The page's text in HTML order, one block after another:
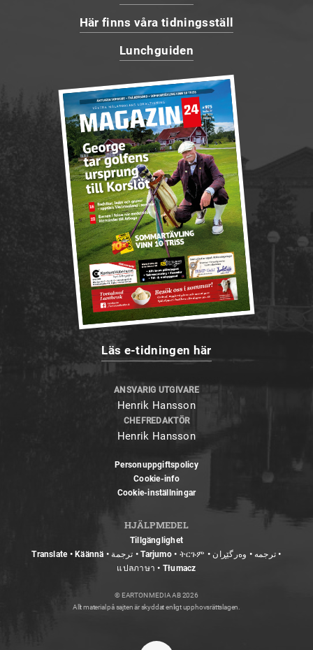
Här finns våra tidningsställ
Lunchguiden
Läs e-tidningen här
ANSVARIG UTGIVARE
Henrik Hansson
CHEFREDAKTÖR
Henrik Hansson
Personuppgiftspolicy
Cookie-info
Cookie-inställningar
HJÄLPMEDEL
Tillgänglighet
Translate • Käännä • ترجمة • Tarjumo • ትርጉም • ترجمه • وەرگێڕان •
แปลภาษา • Tłumacz
© EARTON MEDIA AB 2026
Allt material på sajten är skyddat enligt upphovsrättslagen.